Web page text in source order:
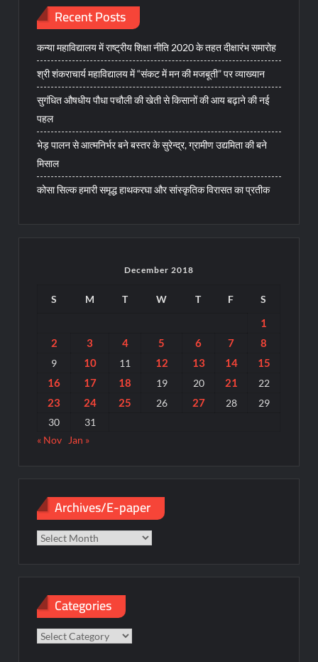
Recent Posts
कन्या महाविद्यालय में राष्ट्रीय शिक्षा नीति 2020 के तहत दीक्षारंभ समारोह
श्री शंकराचार्य महाविद्यालय में “संकट में मन की मजबूती” पर व्याख्यान
सुगंधित औषधीय पौधा पचौली की खेती से किसानों की आय बढ़ाने की नई
पहल
भेड़ पालन से आत्मनिर्भर बने बस्तर के सुरेन्द्र, ग्रामीण उद्यमिता की बने
मिसाल
कोसा सिल्क हमारी समृद्ध हाथकरघा और सांस्कृतिक विरासत का प्रतीक
December 2018
S M T W T F S
1
2
3 4 5 6 7 8
9 10 11 12 13 14
15
16
17 18 19 20 21 22
23 24 25 26 27 28
29
30
31
« Nov
Jan »
Archives/E-paper
Categories
Categories